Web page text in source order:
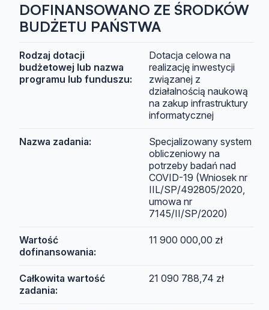
DOFINANSOWANO ZE ŚRODKÓW
BUDŻETU PAŃSTWA
Rodzaj dotacji
budżetowej lub nazwa
programu lub funduszu:
Dotacja celowa na
realizację inwestycji
związanej z
działalnością naukową
na zakup infrastruktury
informatycznej
Nazwa zadania:
Specjalizowany system
obliczeniowy na
potrzeby badań nad
COVID-19 (Wniosek nr
IIL/SP/492805/2020,
umowa nr
7145/II/SP/2020)
Wartość
dofinansowania:
11 900 000,00 zł
Całkowita wartość
zadania:
21 090 788,74 zł